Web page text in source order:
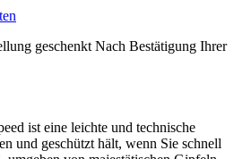
geschenkt Nach Bestätigung Ihrer
ist eine leichte und technische
und geschützt hält, wenn Sie schnell